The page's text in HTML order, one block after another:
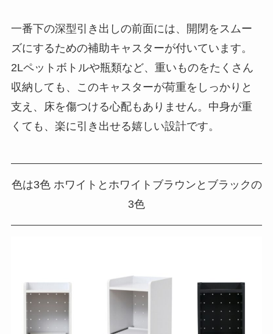
一番下の深型引き出しの前面には、開閉をスムー
ズにするための補助キャスターが付いています。
2Lペットボトルや瓶類など、重いものをたくさん
収納しても、このキャスターが荷重をしっかりと
支え、床を傷つける心配もありません。中身が重
くても、楽に引き出せる嬉しい設計です。
色は3色 ホワイトとホワイトブラウンとブラックの
3色